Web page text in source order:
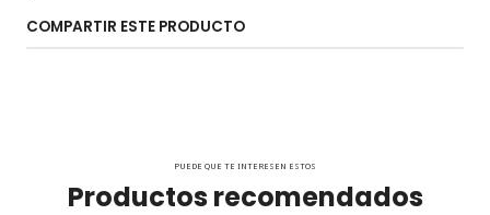
COMPARTIR ESTE PRODUCTO
PUEDE QUE TE INTERESEN ESTOS
Productos recomendados